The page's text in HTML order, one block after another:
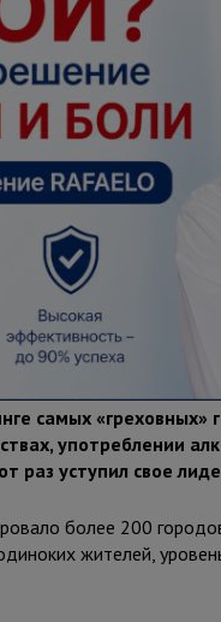
самых
употреблении
раз уступил свое
более 200
жителей,